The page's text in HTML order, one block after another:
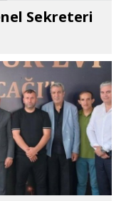
Sekreteri